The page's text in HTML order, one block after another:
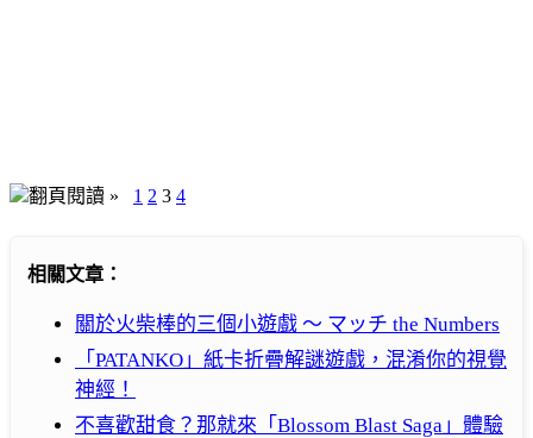
翻頁閱讀 » 1 2 3 4
相關文章：
關於火柴棒的三個小遊戲 ～ マッチ the Numbers
「PATANKO」紙卡折疊解謎遊戲，混淆你的視覺
神經！
不喜歡甜食？那就來「Blossom Blast Saga」體驗